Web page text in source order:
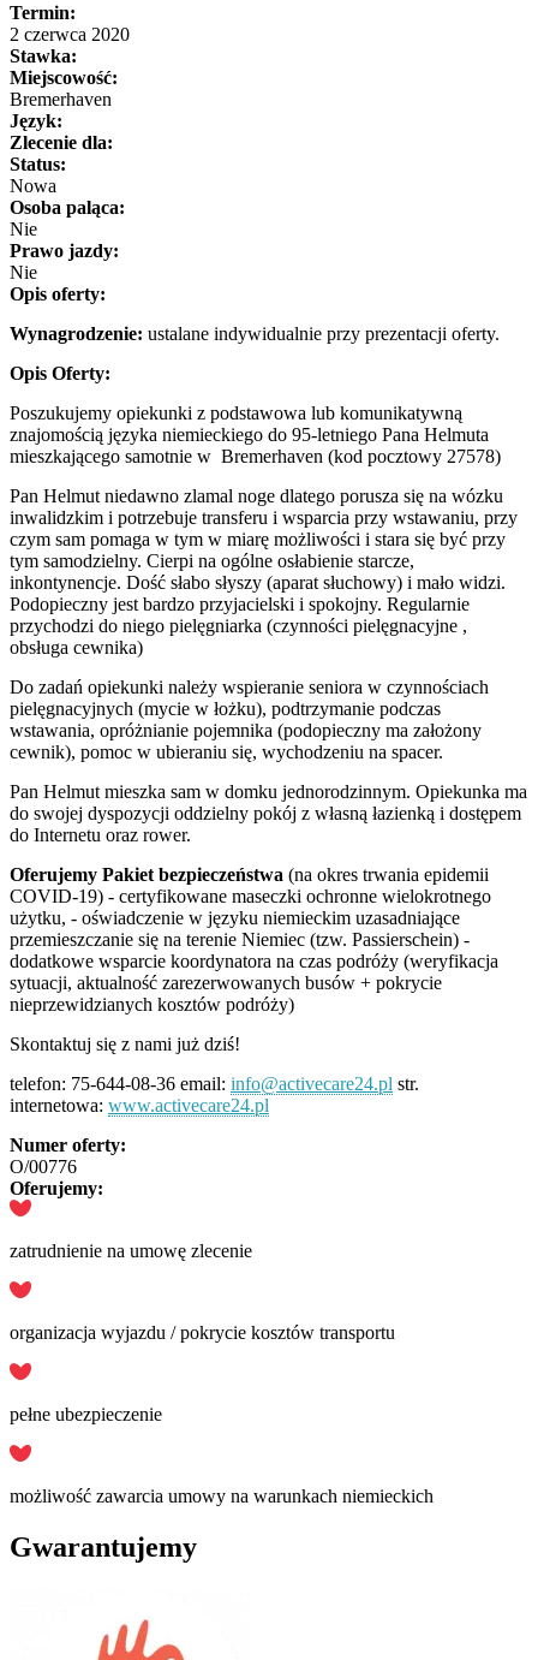
Termin:
2 czerwca 2020
Stawka:
Miejscowość:
Bremerhaven
Język:
Zlecenie dla:
Status:
Nowa
Osoba paląca:
Nie
Prawo jazdy:
Nie
Opis oferty:
Wynagrodzenie: ustalane indywidualnie przy prezentacji oferty.
Opis Oferty:
Poszukujemy opiekunki z podstawowa lub komunikatywną
znajomością języka niemieckiego do 95-letniego Pana Helmuta
mieszkającego samotnie w Bremerhaven (kod pocztowy 27578)
Pan Helmut niedawno zlamal noge dlatego porusza się na wózku
inwalidzkim i potrzebuje transferu i wsparcia przy wstawaniu, przy
czym sam pomaga w tym w miarę możliwości i stara się być przy
tym samodzielny. Cierpi na ogólne osłabienie starcze,
inkontynencje. Dość słabo słyszy (aparat słuchowy) i mało widzi.
Podopieczny jest bardzo przyjacielski i spokojny. Regularnie
przychodzi do niego pielęgniarka (czynności pielęgnacyjne ,
obsługa cewnika)
Do zadań opiekunki należy wspieranie seniora w czynnościach
pielęgnacyjnych (mycie w łożku), podtrzymanie podczas
wstawania, opróżnianie pojemnika (podopieczny ma założony
cewnik), pomoc w ubieraniu się, wychodzeniu na spacer.
Pan Helmut mieszka sam w domku jednorodzinnym. Opiekunka ma
do swojej dyspozycji oddzielny pokój z własną łazienką i dostępem
do Internetu oraz rower.
Oferujemy Pakiet bezpieczeństwa (na okres trwania epidemii
COVID-19) - certyfikowane maseczki ochronne wielokrotnego
użytku, - oświadczenie w języku niemieckim uzasadniające
przemieszczanie się na terenie Niemiec (tzw. Passierschein) -
dodatkowe wsparcie koordynatora na czas podróży (weryfikacja
sytuacji, aktualność zarezerwowanych busów + pokrycie
nieprzewidzianych kosztów podróży)
Skontaktuj się z nami już dziś!
telefon: 75-644-08-36 email: info@activecare24.pl str.
internetowa: www.activecare24.pl
Numer oferty:
O/00776
Oferujemy:
zatrudnienie na umowę zlecenie
organizacja wyjazdu / pokrycie kosztów transportu
pełne ubezpieczenie
możliwość zawarcia umowy na warunkach niemieckich
Gwarantujemy